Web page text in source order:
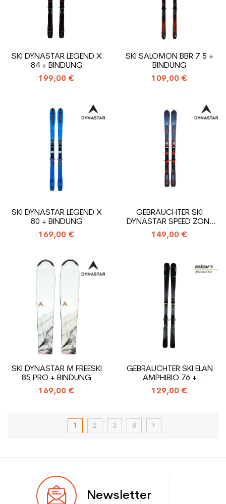
SKI DYNASTAR LEGEND X
84 + BINDUNG
199,00 €
SKI SALOMON BBR 7.5 +
BINDUNG
109,00 €
SKI DYNASTAR LEGEND X
80 + BINDUNG
169,00 €
GEBRAUCHTER SKI
DYNASTAR SPEED ZONE
4X4 78 + BINDUNGEN
149,00 €
SKI DYNASTAR M FREESKI
85 PRO + BINDUNG
169,00 €
GEBRAUCHTER SKI ELAN
AMPHIBIO 76 +
BINDUNGEN
129,00 €
1 2 3 8
Newsletter